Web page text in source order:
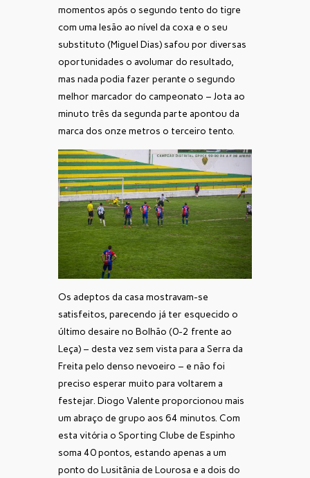
momentos após o segundo tento do tigre
com uma lesão ao nível da coxa e o seu
substituto (Miguel Dias) safou por diversas
oportunidades o avolumar do resultado,
mas nada podia fazer perante o segundo
melhor marcador do campeonato – Jota ao
minuto três da segunda parte apontou da
marca dos onze metros o terceiro tento.
Os adeptos da casa mostravam-se
satisfeitos, parecendo já ter esquecido o
último desaire no Bolhão (0-2 frente ao
Leça) – desta vez sem vista para a Serra da
Freita pelo denso nevoeiro – e não foi
preciso esperar muito para voltarem a
festejar. Diogo Valente proporcionou mais
um abraço de grupo aos 64 minutos. Com
esta vitória o Sporting Clube de Espinho
soma 40 pontos, estando apenas a um
ponto do Lusitânia de Lourosa e a dois do